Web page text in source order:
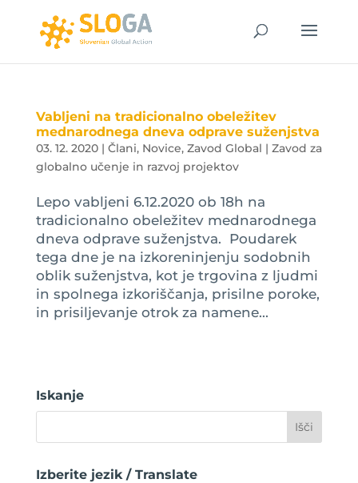
Vabljeni na tradicionalno obeležitev
mednarodnega dneva odprave suženjstva
03. 12. 2020| Člani, Novice, Zavod Global | Zavod za
globalno učenje in razvoj projektov
Lepo vabljeni 6.12.2020 ob 18h na
tradicionalno obeležitev mednarodnega
dneva odprave suženjstva. Poudarek
tega dne je na izkoreninjenju sodobnih
oblik suženjstva, kot je trgovina z ljudmi
in spolnega izkoriščanja, prisilne poroke,
in prisiljevanje otrok za namene...
Iskanje
Izberite jezik / Translate